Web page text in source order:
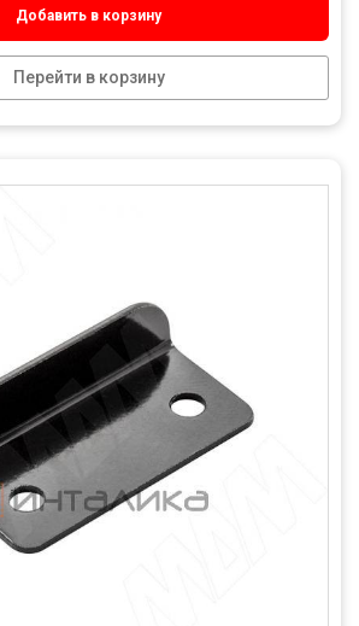
Добавить в корзину
Перейти в корзину